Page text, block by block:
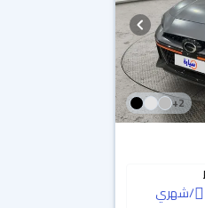
2
+
/شهري